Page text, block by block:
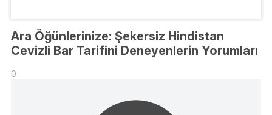
Ara Öğünlerinize: Şekersiz Hindistan
Cevizli Bar Tarifini Deneyenlerin Yorumları
0